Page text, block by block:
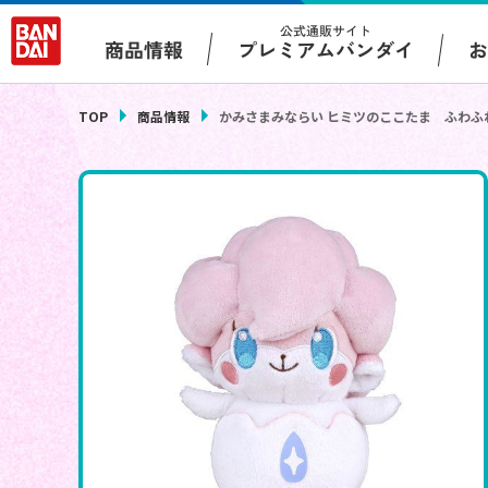
商品情報
公式通販サイト
プレミアムバンダイ
TOP 商品情報 かみさまみならい ヒミツのここたま ふわ